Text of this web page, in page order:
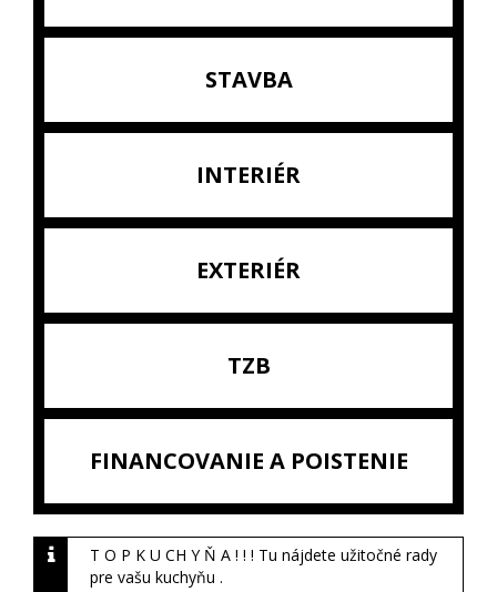
STAVBA
INTERIÉR
EXTERIÉR
TZB
FINANCOVANIE A POISTENIE
T O P K U CH Y Ň A ! ! ! Tu nájdete užitočné rady
pre vašu kuchyňu .